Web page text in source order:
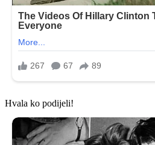
Hvala ko podijeli!